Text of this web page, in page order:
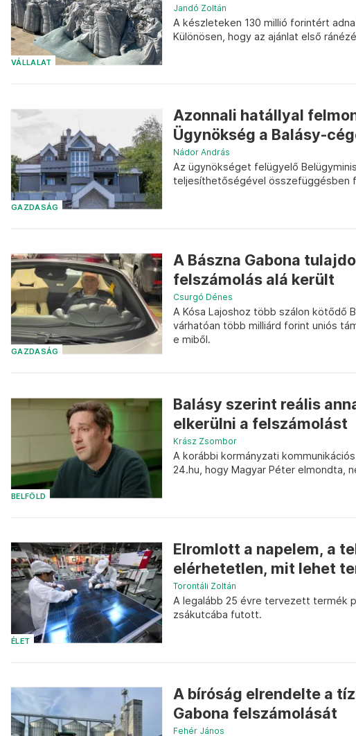
VÁLLALAT
Jandó Zoltán
A készleteken 130 millió forintért
Különösen, hogy az ajánlat első
GAZDASÁG
Azonnali hatállyal
Ügynökség a Balásy-
Nádor András
Az ügynökséget felügyelő
teljesíthetőségével összefüggésben
GAZDASÁG
A Bászna Gabona
felszámolás alá került
Csurgó Dénes
A Kósa Lajoshoz több szálon kötődő
várhatóan több milliárd forint uniós
e miből.
BELFÖLD
Balásy szerint reális
elkerülni a felszámolást
Krász Zsombor
A korábbi kormányzati
24.hu, hogy Magyar Péter elmondta,
ÉLET
Elromlott a napelem, a
elérhetetlen, mit lehet
Torontáli Zoltán
A legalább 25 évre tervezett termék
zsákutcába futott.
A bíróság elrendelte a
Gabona felszámolását
Fehér János